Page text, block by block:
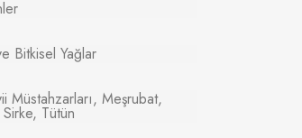
Bitkisel Yağlar
Müstahzarları, Meşrubat,
Tütün